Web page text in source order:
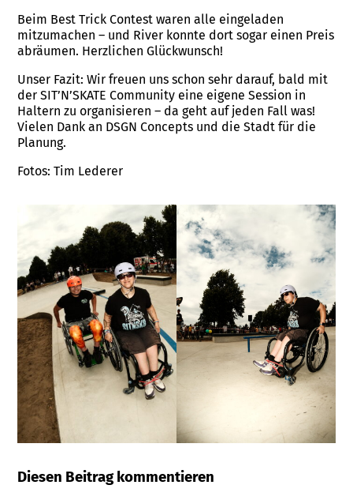
Beim Best Trick Contest waren alle eingeladen
mitzumachen – und River konnte dort sogar einen Preis
abräumen. Herzlichen Glückwunsch!
Unser Fazit: Wir freuen uns schon sehr darauf, bald mit
der SIT’N’SKATE Community eine eigene Session in
Haltern zu organisieren – da geht auf jeden Fall was!
Vielen Dank an DSGN Concepts und die Stadt für die
Planung.
Fotos: Tim Lederer
Diesen Beitrag kommentieren